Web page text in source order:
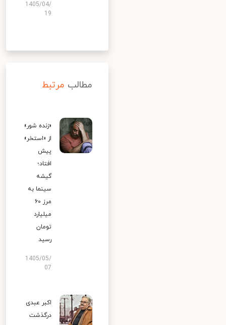
1405/04/
19
مطالب مرتبط
«زنده شور»
از «استخر»
پیش
افتاد؛
گیشه
سینما به
مرز ۶۰
میلیارد
تومان
رسید
1405/05/
07
اکبر عبدی
درگذشت